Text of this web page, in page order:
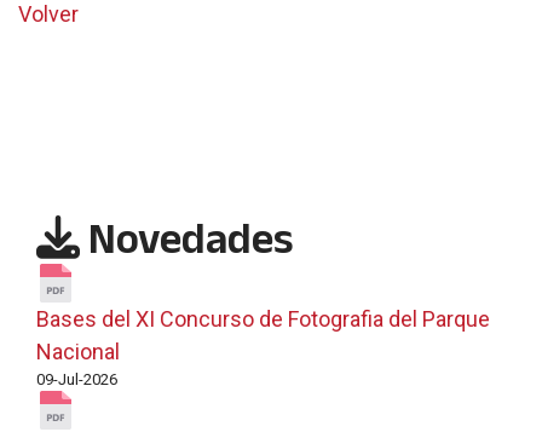
Volver
Novedades
Bases del XI Concurso de Fotografia del Parque
Nacional
09-Jul-2026